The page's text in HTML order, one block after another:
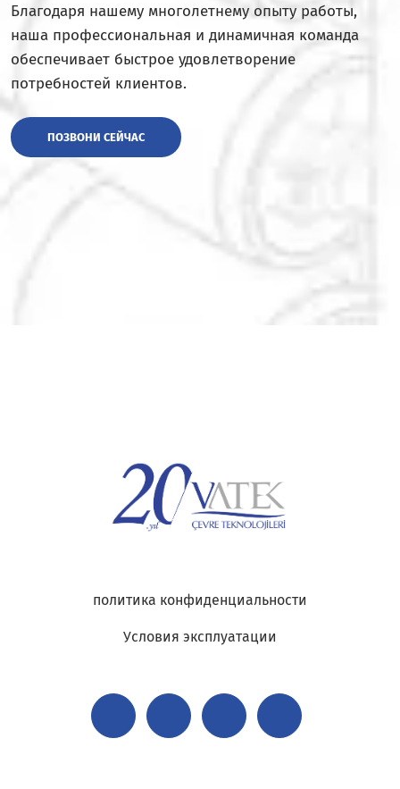
Благодаря нашему многолетнему опыту работы,
наша профессиональная и динамичная команда
обеспечивает быстрое удовлетворение
потребностей клиентов.
ПОЗВОНИ СЕЙЧАС
политика конфиденциальности
Условия эксплуатации